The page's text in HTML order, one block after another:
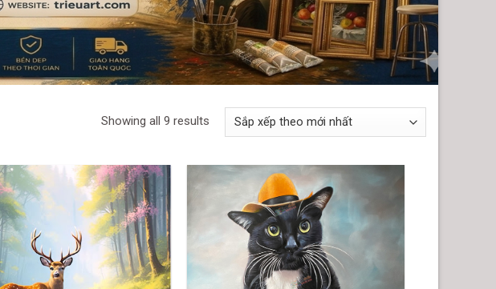
Showing all 9 results